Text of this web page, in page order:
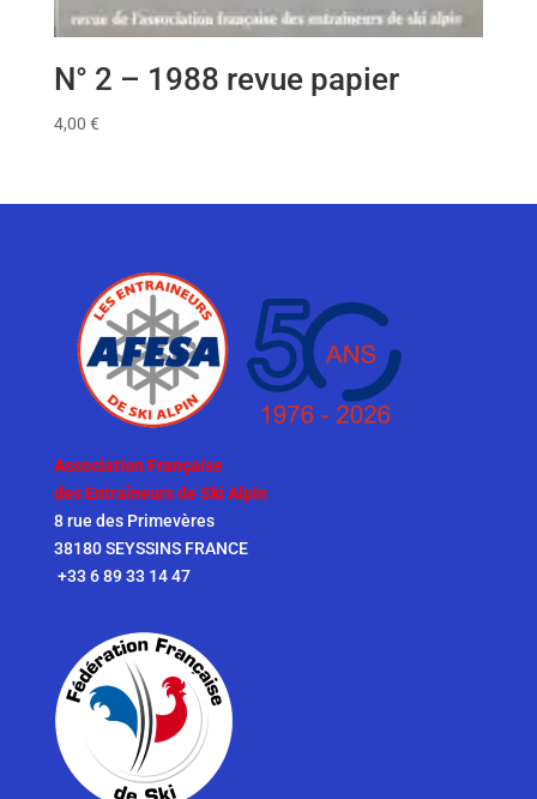
N° 2 – 1988 revue papier
4,00 €
Association Française
des Entraîneurs de Ski Alpin
8 rue des Primevères
38180 SEYSSINS FRANCE
+33 6 89 33 14 47